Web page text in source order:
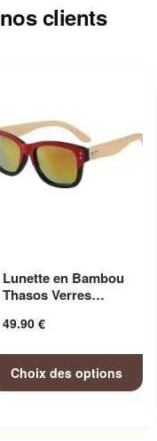
clients
Lunette en Bambou
Thasos Verres
49.90 €
Choix des options
variations. Les options
page du produit